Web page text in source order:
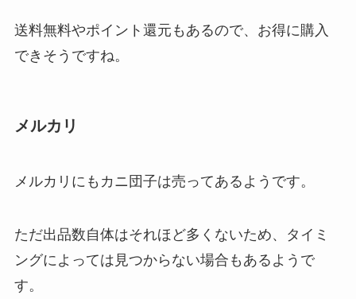
送料無料やポイント還元もあるので、お得に購入
できそうですね。
メルカリ
メルカリにもカニ団子は売ってあるようです。
ただ出品数自体はそれほど多くないため、タイミ
ングによっては見つからない場合もあるようで
す。